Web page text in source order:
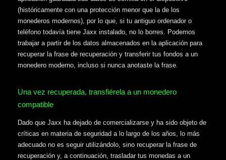
(históricamente con una protección menor que la de los
monederos modernos), por lo que, si tu antiguo ordenador o
teléfono todavía tiene Jaxx instalado, no lo borres. Podemos
trabajar a partir de los datos almacenados en la aplicación para
recuperar la frase de recuperación y transferir tus fondos a un
monedero moderno, incluso si nunca anotaste la frase.
Una vez recuperada, transfiérela a un monedero
compatible
Dado que Jaxx ha dejado de comercializarse y ha sido objeto de
críticas en materia de seguridad a lo largo de los años, lo más
adecuado no es seguir utilizándolo, sino recuperar la frase de
recuperación y, a continuación, trasladar tus monedas a un